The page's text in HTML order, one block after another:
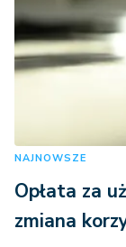
NAJNOWSZE
Opłata za
zmiana